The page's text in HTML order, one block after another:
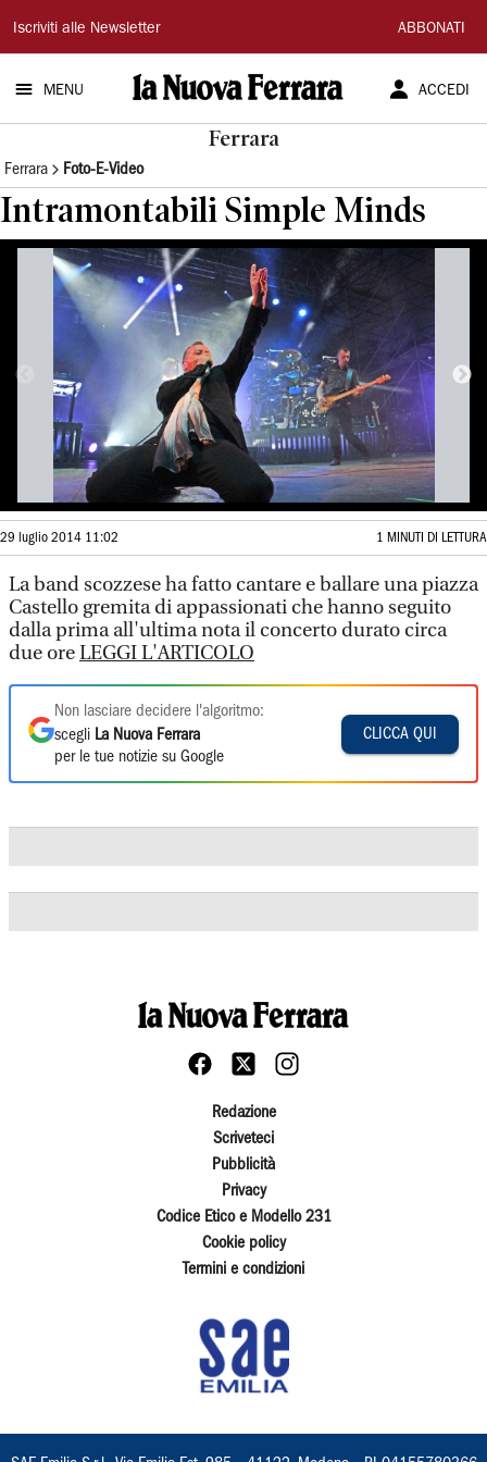
La
Nuova
Ferrara
Iscriviti alle Newsletter ABBONATI
MENU ACCEDI
Ferrara
Ferrara Foto-E-Video
Intramontabili Simple Minds
29 luglio 2014 11:02 1 MINUTI DI LETTURA
La band scozzese ha fatto cantare e ballare una piazza
Castello gremita di appassionati che hanno seguito
dalla prima all'ultima nota il concerto durato circa
due oreLEGGI L'ARTICOLO
Non lasciare decidere l'algoritmo:
scegli La Nuova Ferrara
per le tue notizie su Google
CLICCA QUI
Redazione
Scriveteci
Pubblicità
Privacy
Codice Etico e Modello 231
Cookie policy
Termini e condizioni